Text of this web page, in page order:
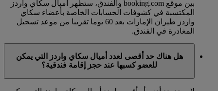
بين موقع booking.com والفندق، ستظهر أميال سكاي واردز
المكتسبة في كشوفات الحسابات الخاصة بأعضاء سكاي
واردز طيران الإمارات بعد 60 يوما تقريبا من موعد تسجيل
المغادرة في الفندق.
هل هناك حد أقصى لعدد أميال سكاي واردز التي يمكن
للعضو كسبها عند حجز إقامة فندقية؟